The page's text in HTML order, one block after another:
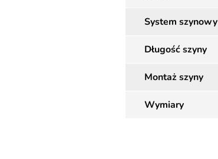
System szynowy
Długość szyny
Montaż szyny
Wymiary